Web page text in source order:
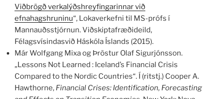
Viðbrögð verkalýðshreyfingarinnar við
efnahagshruninu“, Lokaverkefni til MS-prófs í
Mannauðsstjórnun. Viðskiptafræðideild,
Félagsvísindasvið Háskóla Íslands (2015).
Már Wolfgang Mixa og Þröstur Olaf Sigurjónsson.
„Lessons Not Learned : Iceland’s Financial Crisis
Compared to the Nordic Countries“. Í (ritstj.) Cooper A.
Hawthorne, Financial Crises: Identification, Forecasting